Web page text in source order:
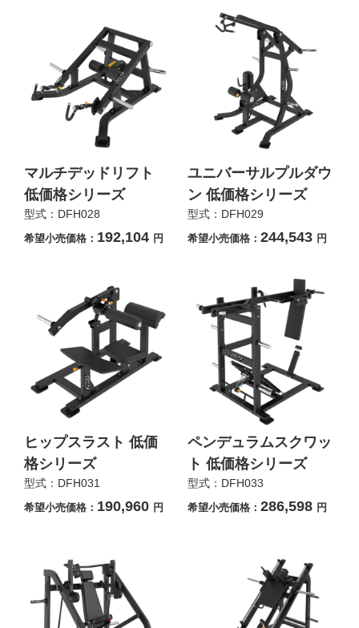
マルチデッドリフト
低価格シリーズ
型式：DFH028
希望小売価格： 192,104 円
ユニバーサルプルダウ
ン 低価格シリーズ
型式：DFH029
希望小売価格： 244,543 円
ヒップスラスト 低価
格シリーズ
型式：DFH031
希望小売価格： 190,960 円
ペンデュラムスクワッ
ト 低価格シリーズ
型式：DFH033
希望小売価格： 286,598 円